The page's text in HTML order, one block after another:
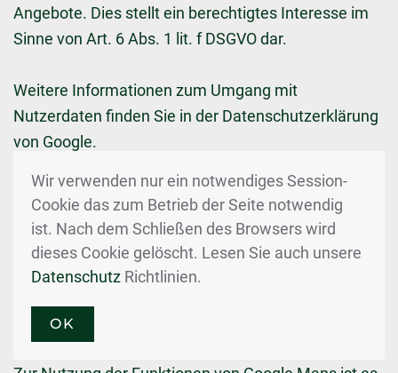
Angebote. Dies stellt ein berechtigtes Interesse im
Sinne von Art. 6 Abs. 1 lit. f DSGVO dar.
Weitere Informationen zum Umgang mit
Nutzerdaten finden Sie in der Datenschutzerklärung
von Google.
Diese Seite nutzt über ein API den Kartendienst
Google Maps. Anbieter ist die Google Inc., 1600
Wir verwenden nur ein notwendiges Session-
Cookie das zum Betrieb der Seite notwendig
ist. Nach dem Schließen des Browsers wird
dieses Cookie gelöscht. Lesen Sie auch unsere
Datenschutz Richtlinien.
OK